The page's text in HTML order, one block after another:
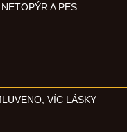
A PES
VÍC LÁSKY